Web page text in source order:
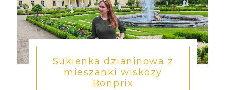
Sukienka dzianinowa z
mieszanki wiskozy
Bonprix